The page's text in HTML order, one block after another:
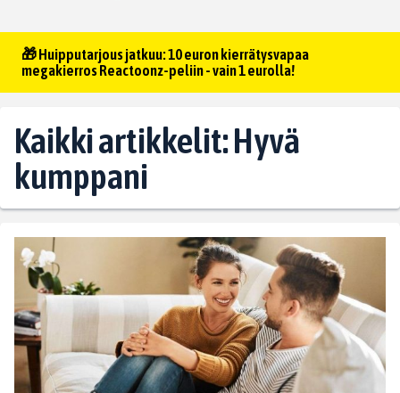
🎁 Huipputarjous jatkuu: 10 euron kierrätysvapaa
megakierros Reactoonz-peliin - vain 1 eurolla!
Kaikki artikkelit: Hyvä
kumppani